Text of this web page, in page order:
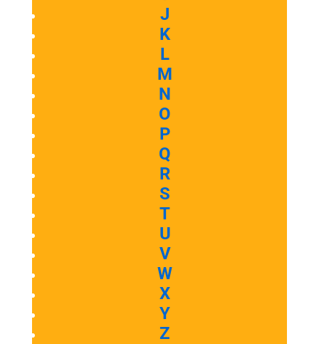
J
K
L
M
N
O
P
Q
R
S
T
U
V
W
X
Y
Z